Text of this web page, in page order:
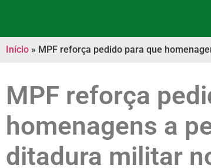
Início » MPF reforça pedido para que
MPF reforça
homenagens a
ditadura militar